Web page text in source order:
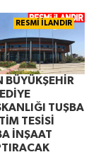
RESMİ İLANDIR
BÜYÜKŞEHİR
TUŞBA
TESİSİ
İNŞAAT